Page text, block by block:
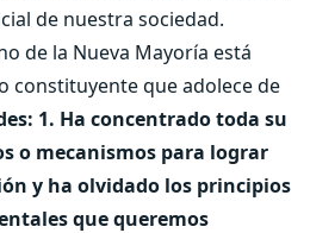
de nuestra sociedad.
de la Nueva Mayoría está
constituyente que adolece de
1. Ha concentrado toda su
o mecanismos para lograr
y ha olvidado los principios
que queremos